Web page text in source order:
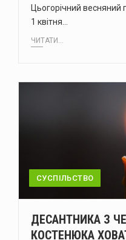
Цьогорічний весняний
1 квітня…
ЧИТАТИ...
СУСПІЛЬСТВО
ДЕСАНТНИКА З
КОСТЕНЮКА